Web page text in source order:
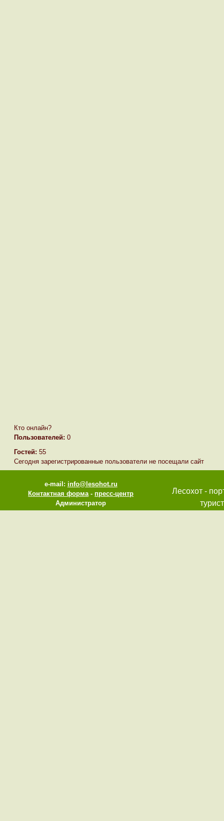
Кто онлайн?
Пользователей: 0
Гостей: 55
Сегодня зарегистрированные пользователи не посещали сайт
e-mail: info@lesohot.ru
Контактная форма-пресс-центр
Администратор
Лесохот -